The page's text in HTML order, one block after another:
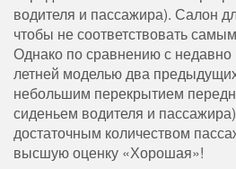
водителя и пассажира). Салон
чтобы не соответствовать
Однако по сравнению с
летней моделью два
небольшим перекрытием
сиденьем водителя и
достаточным количеством
высшую оценку «Хорошая»!